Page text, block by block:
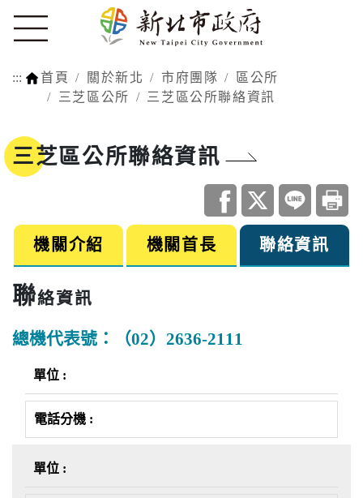
::: 首頁 關於新北 市府團隊
區公所
三芝區公所
三芝區公所聯絡資訊
三芝區公所聯絡資訊
機關介紹 機關首長 聯絡資訊
聯絡資訊
總機代表號：（02）2636-2111